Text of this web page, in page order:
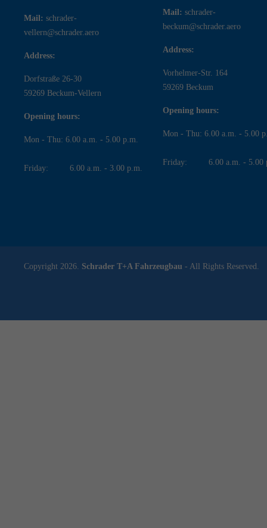
Mail: schrader-
vellern@schrader.aero
Address:
Dorfstraße 26-30
59269 Beckum-Vellern
Opening hours:
Mon - Thu: 6.00 a.m. - 5.00 p.m.
Friday: 6.00 a.m. - 3.00 p.m.
Mail: schrader-
beckum@schrader.aero
Address:
Vorhelmer-Str. 164
59269 Beckum
Opening hours:
Mon - Thu: 6.00 a.m. - 5.00
Friday: 6.00 a.m. - 5.00
Copyright 2026. Schrader T+A Fahrzeugbau - All Rights Reserved.